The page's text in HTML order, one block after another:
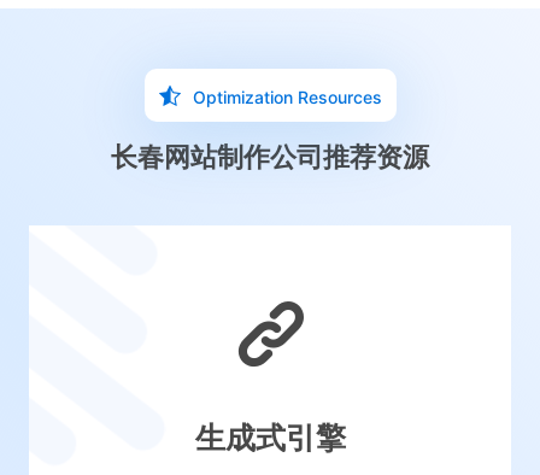
Optimization Resources
长春网站制作公司推荐资源
生成式引擎